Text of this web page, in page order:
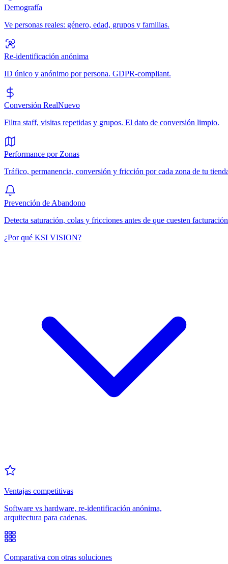
Demografía
Ve personas reales: género, edad, grupos y familias.
Re-identificación anónima
ID único y anónimo por persona. GDPR-compliant.
Conversión RealNuevo
Filtra staff, visitas repetidas y grupos. El dato de conversión limpio.
Performance por Zonas
Tráfico, permanencia, conversión y fricción por cada zona de tu
Prevención de Abandono
Detecta saturación, colas y fricciones antes de que cuesten
¿Por qué KSI VISION?
Ventajas competitivas
Software vs hardware, re-identificación anónima,
arquitectura para cadenas.
Comparativa con otras soluciones